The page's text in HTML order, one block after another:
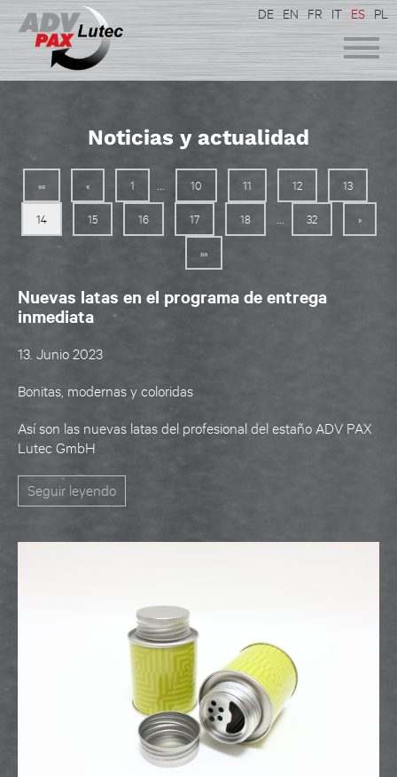
DE EN FR IT ES PL
Noticias y actualidad
«« « 1 ... 10 11 12 13
14 15 16 17 18 ... 32 »
»»
Nuevas latas en el programa de entrega
inmediata
13. Junio 2023
Bonitas, modernas y coloridas
Así son las nuevas latas del profesional del estaño ADV PAX
Lutec GmbH
Seguir leyendo